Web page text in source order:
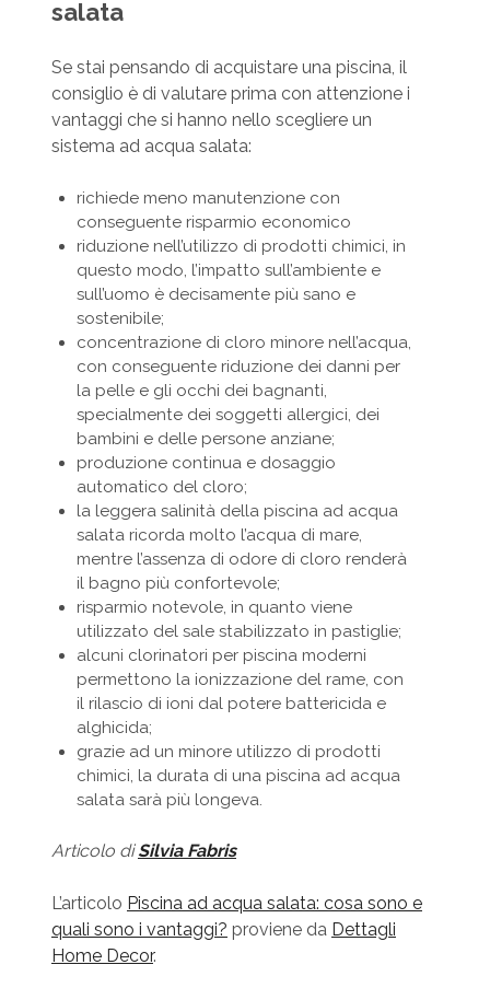
salata
Se stai pensando di acquistare una piscina, il
consiglio è di valutare prima con attenzione i
vantaggi che si hanno nello scegliere un
sistema ad acqua salata:
richiede meno manutenzione con
conseguente risparmio economico
riduzione nell’utilizzo di prodotti chimici, in
questo modo, l’impatto sull’ambiente e
sull’uomo è decisamente più sano e
sostenibile;
concentrazione di cloro minore nell’acqua,
con conseguente riduzione dei danni per
la pelle e gli occhi dei bagnanti,
specialmente dei soggetti allergici, dei
bambini e delle persone anziane;
produzione continua e dosaggio
automatico del cloro;
la leggera salinità della piscina ad acqua
salata ricorda molto l’acqua di mare,
mentre l’assenza di odore di cloro renderà
il bagno più confortevole;
risparmio notevole, in quanto viene
utilizzato del sale stabilizzato in pastiglie;
alcuni clorinatori per piscina moderni
permettono la ionizzazione del rame, con
il rilascio di ioni dal potere battericida e
alghicida;
grazie ad un minore utilizzo di prodotti
chimici, la durata di una piscina ad acqua
salata sarà più longeva.
Articolo diSilvia Fabris
L’articolo Piscina ad acqua salata: cosa sono e
quali sono i vantaggi? proviene da Dettagli
Home Decor.